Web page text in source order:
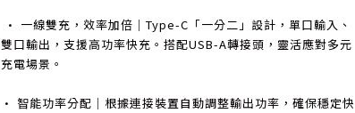
• 一線雙充，效率加倍｜Type-C「一分二」設計，單口輸入、
雙口輸出，支援高功率快充。搭配USB-A轉接頭，靈活應對多元
充電場景。
• 智能功率分配｜根據連接裝置自動調整輸出功率，確保穩定快